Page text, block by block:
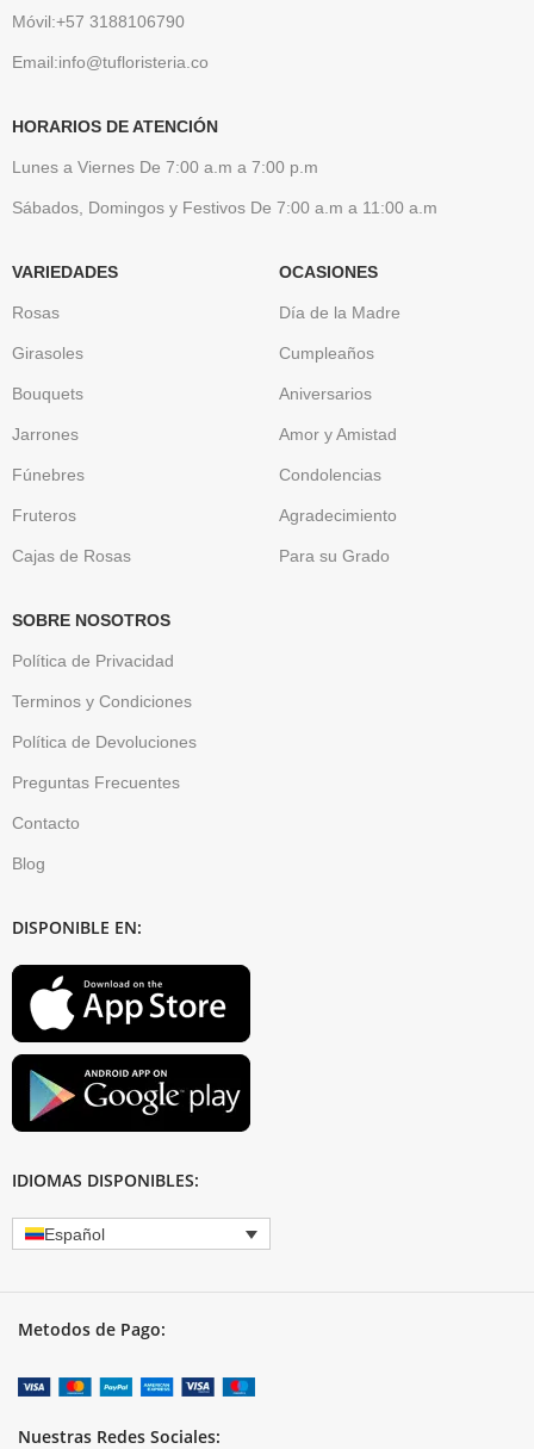
Móvil:+57 3188106790
Email:info@tufloristeria.co
HORARIOS DE ATENCIÓN
Lunes a Viernes De 7:00 a.m a 7:00 p.m
Sábados, Domingos y Festivos De 7:00 a.m a 11:00 a.m
VARIEDADES
Rosas
Girasoles
Bouquets
Jarrones
Fúnebres
Fruteros
Cajas de Rosas
OCASIONES
Día de la Madre
Cumpleaños
Aniversarios
Amor y Amistad
Condolencias
Agradecimiento
Para su Grado
SOBRE NOSOTROS
Política de Privacidad
Terminos y Condiciones
Política de Devoluciones
Preguntas Frecuentes
Contacto
Blog
DISPONIBLE EN:
IDIOMAS DISPONIBLES:
Español
Metodos de Pago:
Nuestras Redes Sociales: